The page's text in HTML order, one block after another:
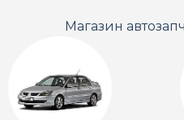
Магазин